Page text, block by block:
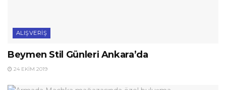
ALIŞVERIŞ
Beymen Stil Günleri Ankara’da
24 EKIM 2019